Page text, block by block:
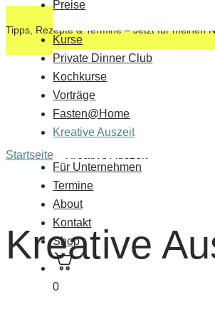
Tipps, Rezepte & Termine – Jetzt für meinen
Preise
Kurse
Private Dinner Club
Kochkurse
Vorträge
Fasten@Home
Kreative Auszeit
Für Unternehmen
Termine
About
Kontakt
Shop
0
Startseite
Kreative